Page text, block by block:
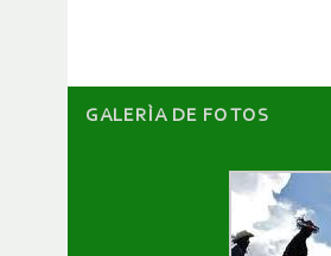
GALERÌA DE FOTOS